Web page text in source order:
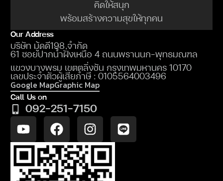
คิดให้สนุก
พร้อมสร้างความสุขให้ทุกคน
Our Address
บริษัท มู้ดดี198 จำกัด
61 ซอยปากน้ำฝั่งเหนือ 4 ถนนพรานนก-พุทธมณฑล
แขวงบางพรม เขตตลิ่งชัน กรุงเทพมหานคร 10170
เลขประจำตัวผู้เสียภำษี : 0105564003496
Google MapGraphic Map
Call Us on
092-251-7150